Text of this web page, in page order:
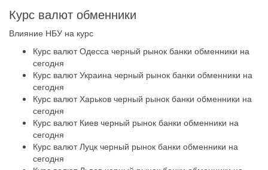
Курс валют обменники
Влияние НБУ на курс
Курс валют Одесса черный рынок банки обменники на
сегодня
Курс валют Украина черный рынок банки обменники на
сегодня
Курс валют Харьков черный рынок банки обменники на
сегодня
Курс валют Киев черный рынок банки обменники на
сегодня
Курс валют Луцк черный рынок банки обменники на
сегодня